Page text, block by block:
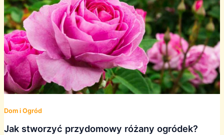
Dom i Ogród
Jak stworzyć przydomowy różany ogródek?